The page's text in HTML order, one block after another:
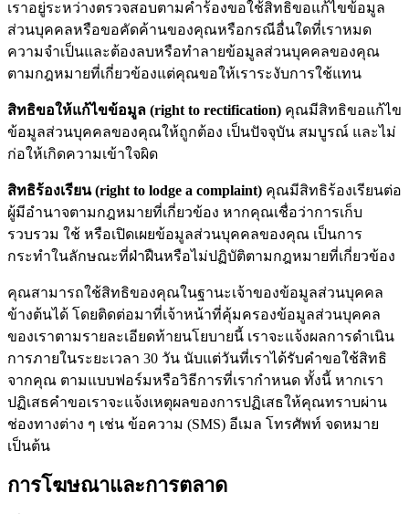
เราอยู่ระหว่างตรวจสอบตามคำร้องขอใช้สิทธิขอแก้ไขข้อมูล
ส่วนบุคคลหรือขอคัดค้านของคุณหรือกรณีอื่นใดที่เราหมด
ความจำเป็นและต้องลบหรือทำลายข้อมูลส่วนบุคคลของคุณ
ตามกฎหมายที่เกี่ยวข้องแต่คุณขอให้เราระงับการใช้แทน
สิทธิขอให้แก้ไขข้อมูล (right to rectification) คุณมีสิทธิขอแก้ไข
ข้อมูลส่วนบุคคลของคุณให้ถูกต้อง เป็นปัจจุบัน สมบูรณ์ และไม่
ก่อให้เกิดความเข้าใจผิด
สิทธิร้องเรียน (right to lodge a complaint) คุณมีสิทธิร้องเรียนต่อ
ผู้มีอำนาจตามกฎหมายที่เกี่ยวข้อง หากคุณเชื่อว่าการเก็บ
รวบรวม ใช้ หรือเปิดเผยข้อมูลส่วนบุคคลของคุณ เป็นการ
กระทำในลักษณะที่ฝ่าฝืนหรือไม่ปฏิบัติตามกฎหมายที่เกี่ยวข้อง
คุณสามารถใช้สิทธิของคุณในฐานะเจ้าของข้อมูลส่วนบุคคล
ข้างต้นได้ โดยติดต่อมาที่เจ้าหน้าที่คุ้มครองข้อมูลส่วนบุคคล
ของเราตามรายละเอียดท้ายนโยบายนี้ เราจะแจ้งผลการดำเนิน
การภายในระยะเวลา 30 วัน นับแต่วันที่เราได้รับคำขอใช้สิทธิ
จากคุณ ตามแบบฟอร์มหรือวิธีการที่เรากำหนด ทั้งนี้ หากเรา
ปฏิเสธคำขอเราจะแจ้งเหตุผลของการปฏิเสธให้คุณทราบผ่าน
ช่องทางต่าง ๆ เช่น ข้อความ (SMS) อีเมล โทรศัพท์ จดหมาย
เป็นต้น
การโฆษณาและการตลาด